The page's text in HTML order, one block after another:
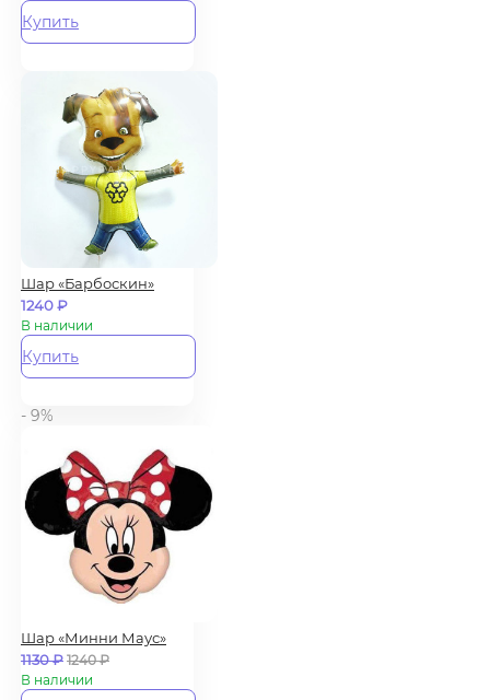
Купить
Шар «Барбоскин»
1240₽
В наличии
Купить
- 9%
Шар «Минни Маус»
1130₽ 1240₽
В наличии